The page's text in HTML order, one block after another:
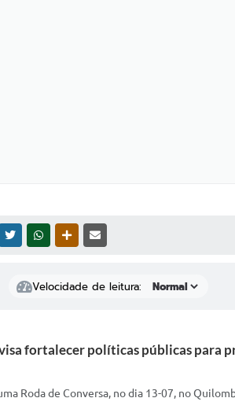
TWITTERWHATSAPPOUTRAS MÍDIAS
Velocidade de leitura:
fortalecer políticas públicas para
Roda de Conversa, no dia 13-07, no